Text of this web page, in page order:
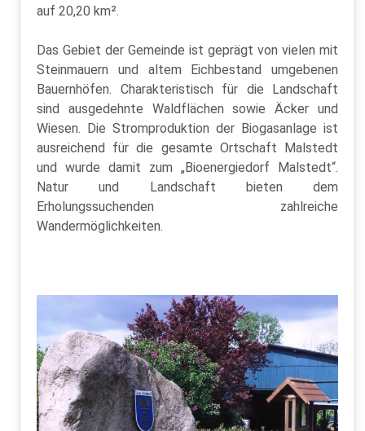
auf 20,20 km².
Das Gebiet der Gemeinde ist geprägt von vielen mit
Steinmauern und altem Eichbestand umgebenen
Bauernhöfen. Charakteristisch für die Landschaft
sind ausgedehnte Waldflächen sowie Äcker und
Wiesen. Die Stromproduktion der Biogasanlage ist
ausreichend für die gesamte Ortschaft Malstedt
und wurde damit zum „Bioenergiedorf Malstedt“.
Natur und Landschaft bieten dem
Erholungssuchenden zahlreiche
Wandermöglichkeiten.